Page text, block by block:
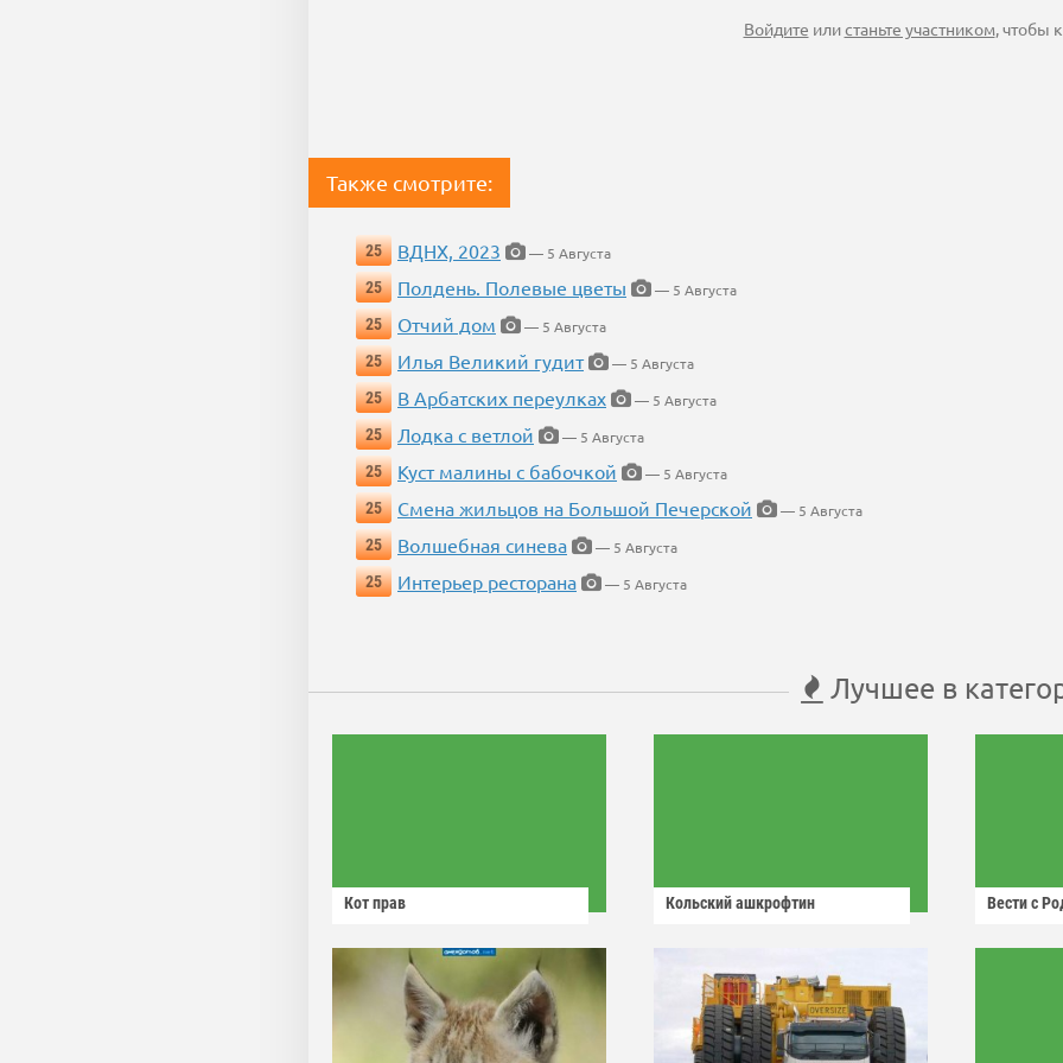
Войдите илистаньте участником, чтобы
Также смотрите:
25 ВДНХ, 2023
— 5 Августа
25
Полдень. Полевые цветы
— 5 Августа
25
Отчий дом
— 5 Августа
25
Илья Великий гудит
— 5 Августа
25
В Арбатских переулках
— 5 Августа
25
Лодка с ветлой
— 5 Августа
25
Куст малины с бабочкой
— 5 Августа
25
Смена жильцов на Большой Печерской
— 5 Августа
25
Волшебная синева
— 5 Августа
25
Интерьер ресторана — 5 Августа
Лучшее в
Кот прав Кольский ашкрофтин Вести с